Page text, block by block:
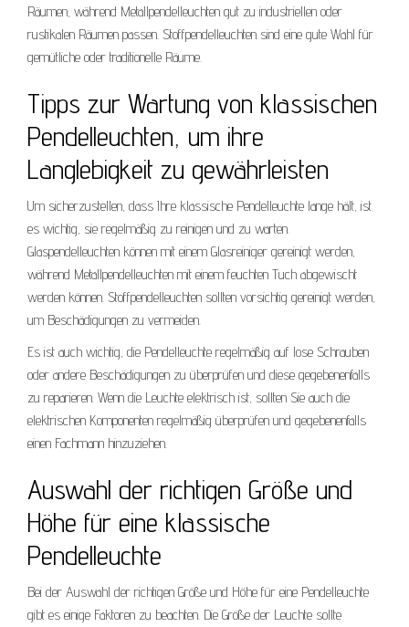
Räumen, während Metallpendelleuchten gut zu industriellen oder
rustikalen Räumen passen. Stoffpendelleuchten sind eine gute Wahl für
gemütliche oder traditionelle Räume.
Tipps zur Wartung von klassischen
Pendelleuchten, um ihre
Langlebigkeit zu gewährleisten
Um sicherzustellen, dass Ihre klassische Pendelleuchte lange hält, ist
es wichtig, sie regelmäßig zu reinigen und zu warten.
Glaspendelleuchten können mit einem Glasreiniger gereinigt werden,
während Metallpendelleuchten mit einem feuchten Tuch abgewischt
werden können. Stoffpendelleuchten sollten vorsichtig gereinigt werden,
um Beschädigungen zu vermeiden.
Es ist auch wichtig, die Pendelleuchte regelmäßig auf lose Schrauben
oder andere Beschädigungen zu überprüfen und diese gegebenenfalls
zu reparieren. Wenn die Leuchte elektrisch ist, sollten Sie auch die
elektrischen Komponenten regelmäßig überprüfen und gegebenenfalls
einen Fachmann hinzuziehen.
Auswahl der richtigen Größe und
Höhe für eine klassische
Pendelleuchte
Bei der Auswahl der richtigen Größe und Höhe für eine Pendelleuchte
gibt es einige Faktoren zu beachten. Die Größe der Leuchte sollte